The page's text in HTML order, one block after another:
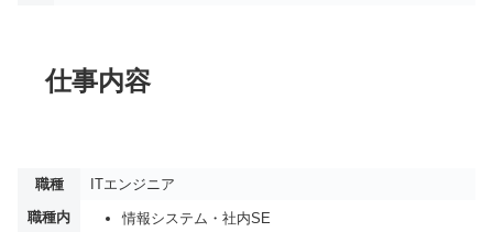
仕事内容
職種
ITエンジニア
職種内
情報システム・社内SE